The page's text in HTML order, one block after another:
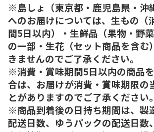
※島しょ（東京都・鹿児島県・沖
へのお届けについては、生もの（
間5日以内）・生鮮品（果物・野菜
の一部・生花（セット商品を含む
きませんのでご了承ください。
※消費・賞味期間5日以内の商品
合は、お届けが消費・賞味期限の
とがありますのでご了承ください。
※商品到着後の日持ち期間は、製
配送日数、ゆうパックの配送日数